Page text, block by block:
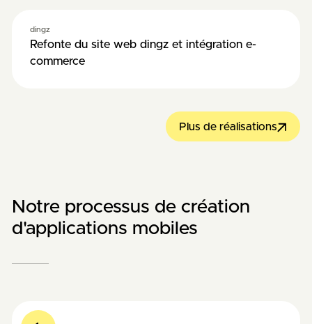
dingz
Refonte du site web dingz et intégration e-
commerce
Plus de réalisations
Notre processus de création
d'applications mobiles